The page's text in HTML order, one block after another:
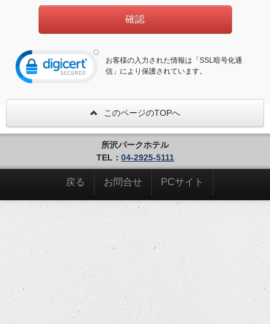
お客様の入力された情報は「SSL暗号化通
信」により保護されています。
このページのTOPへ
所沢パークホテル
TEL： 04-2925-5111
戻る お問合せ PCサイト